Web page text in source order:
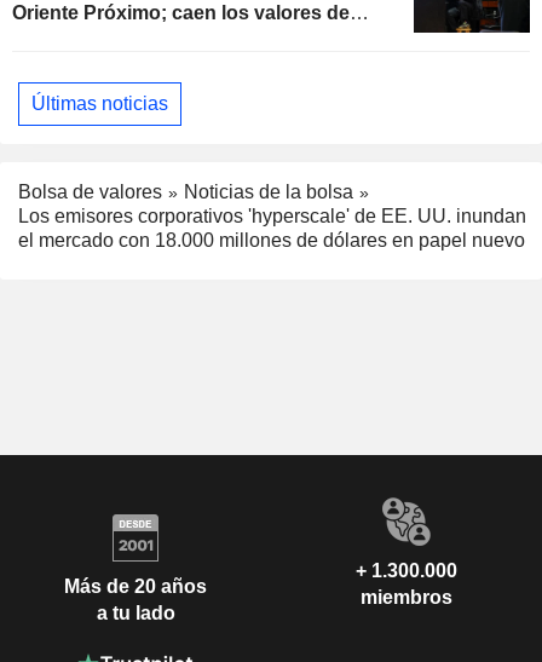
Oriente Próximo; caen los valores de
Últimas noticias
Bolsa de valores
Noticias de la bolsa
Los emisores corporativos 'hyperscale' de EE. UU. inundan
el mercado con 18.000 millones de dólares en papel nuevo
Más de 20 años
a tu lado
+ 1.300.000
miembros